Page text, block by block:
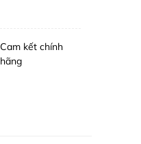
Cam kết chính
hãng